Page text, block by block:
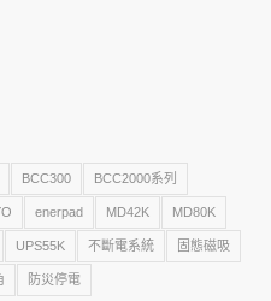
BCC300 BCC2000系列
enerpad MD42K MD80K
UPS55K 不斷電系統 固態磁吸
防災停電